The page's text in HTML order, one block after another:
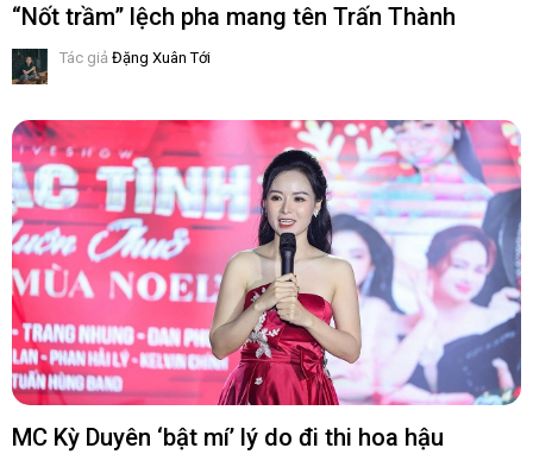
“Nốt trầm” lệch pha mang tên Trấn Thành
Tác giả Đặng Xuân Tới
MC Kỳ Duyên ‘bật mí’ lý do đi thi hoa hậu